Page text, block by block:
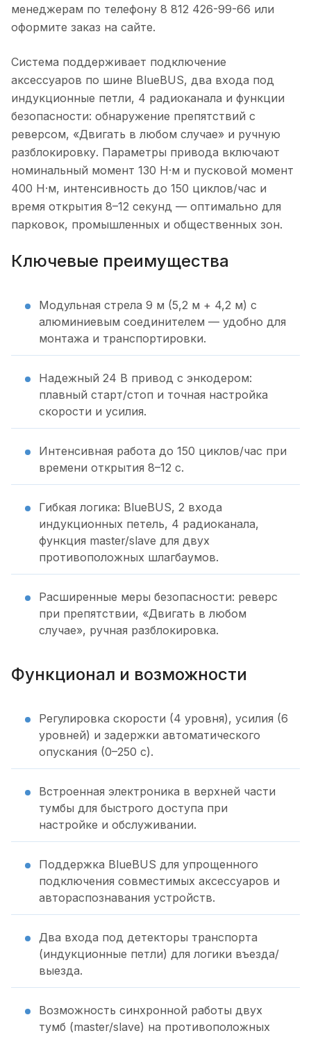
менеджерам по телефону 8 812 426-99-66 или
оформите заказ на сайте.
Система поддерживает подключение
аксессуаров по шине BlueBUS, два входа под
индукционные петли, 4 радиоканала и функции
безопасности: обнаружение препятствий с
реверсом, «Двигать в любом случае» и ручную
разблокировку. Параметры привода включают
номинальный момент 130 Н·м и пусковой момент
400 Н·м, интенсивность до 150 циклов/час и
время открытия 8–12 секунд — оптимально для
парковок, промышленных и общественных зон.
Ключевые преимущества
Модульная стрела 9 м (5,2 м + 4,2 м) с
алюминиевым соединителем — удобно для
монтажа и транспортировки.
Надежный 24 В привод с энкодером:
плавный старт/стоп и точная настройка
скорости и усилия.
Интенсивная работа до 150 циклов/час при
времени открытия 8–12 с.
Гибкая логика: BlueBUS, 2 входа
индукционных петель, 4 радиоканала,
функция master/slave для двух
противоположных шлагбаумов.
Расширенные меры безопасности: реверс
при препятствии, «Двигать в любом
случае», ручная разблокировка.
Функционал и возможности
Регулировка скорости (4 уровня), усилия (6
уровней) и задержки автоматического
опускания (0–250 с).
Встроенная электроника в верхней части
тумбы для быстрого доступа при
настройке и обслуживании.
Поддержка BlueBUS для упрощенного
подключения совместимых аксессуаров и
автораспознавания устройств.
Два входа под детекторы транспорта
(индукционные петли) для логики въезда/
выезда.
Возможность синхронной работы двух
тумб (master/slave) на противоположных